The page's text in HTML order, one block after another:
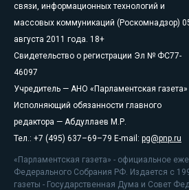
связи, информационных технологий и
массовых коммуникаций (Роскомнадзор)
августа 2011 года. 18+
Свидетельство о регистрации Эл № ФС77-
46097
Учредитель — АНО «Парламентская газета»
Исполняющий обязанности главного
редактора — Абдуллаев М.Р.
Тел.: +7 (495) 637–69–79 E-mail: pg@pnp.ru
«Парламентская газета» - официальное
Федерального Собрания РФ. Издается с
газеты - Государственная Дума и Совет